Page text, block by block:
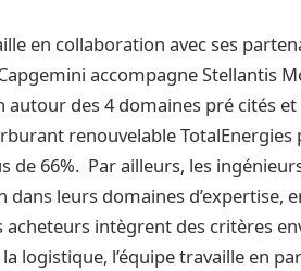
en collaboration avec ses
accompagne Stellantis
des 4 domaines pré cités
renouvelable
de 66%. Par ailleurs, les
dans leurs domaines
intègrent des critères
logistique, l’équipe travaille en